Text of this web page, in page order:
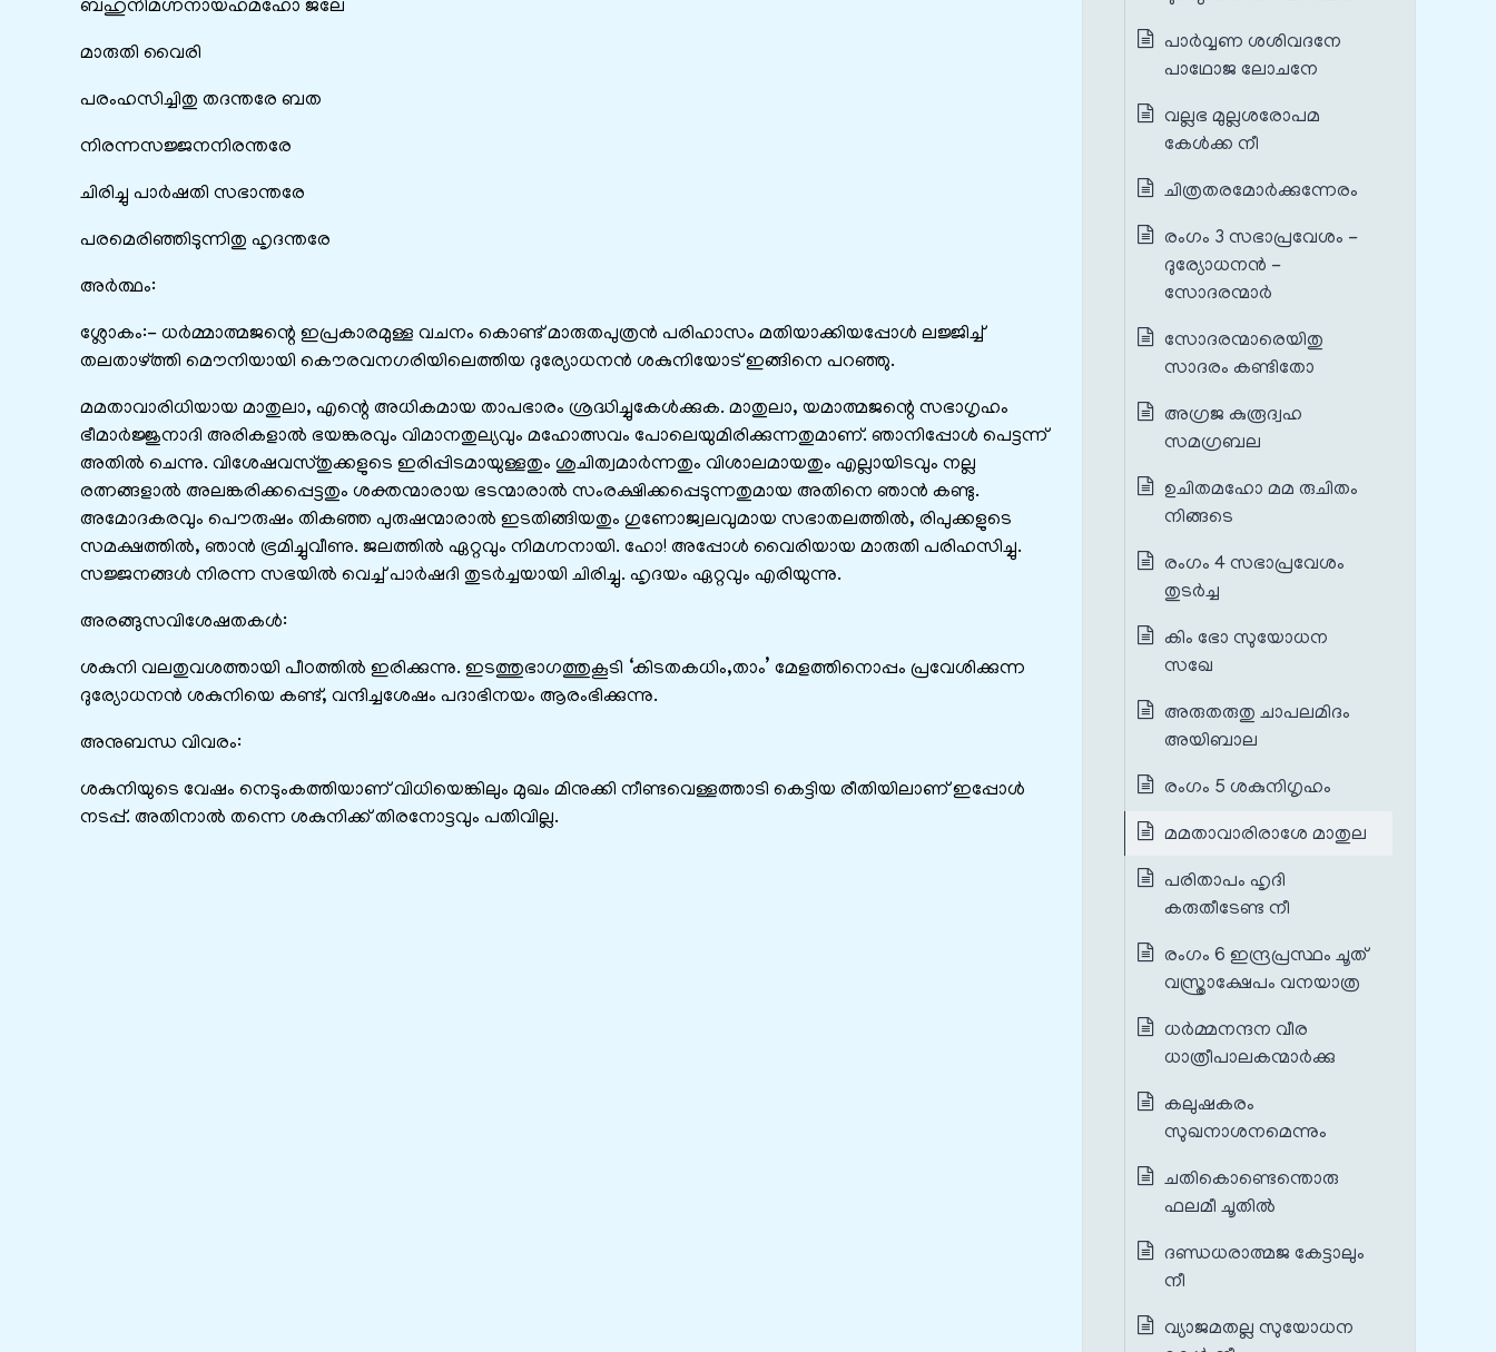
ബഹുനിമഗ്നനായഹമഹോ ജലേ
മാരുതി വൈരി
പരംഹസിച്ചിതു തദന്തരേ ബത
നിരന്നസജ്ജനനിരന്തരേ
ചിരിച്ചു പാര്‍ഷതി സഭാന്തരേ
പരമെരിഞ്ഞിടുന്നിതു ഹൃദന്തരേ
അർത്ഥം:
ശ്ലോകം:- ധര്‍മ്മാത്മജന്റെ ഇപ്രകാരമുള്ള വചനം കൊണ്ട് മാരുതപുത്രന്‍ പരിഹാസം മതിയാക്കിയപ്പോള്‍ ലജ്ജിച്ച്
തലതാഴ്ത്തി മൌനിയായി കൌരവനഗരിയിലെത്തിയ ദുര്യോധനന്‍ ശകുനിയോട് ഇങ്ങിനെ പറഞ്ഞു.
മമതാവാരിധിയായ മാതുലാ, എന്റെ അധികമായ താപഭാരം ശ്രദ്ധിച്ചുകേള്‍ക്കുക. മാതുലാ, യമാത്മജന്റെ സഭാഗൃഹം
ഭീമാര്‍ജ്ജുനാദി അരികളാല്‍ ഭയങ്കരവും വിമാനതുല്യവും മഹോത്സവം പോലെയുമിരിക്കുന്നതുമാണ്. ഞാനിപ്പോള്‍ പെട്ടന്ന്
അതില്‍ ചെന്നു. വിശേഷവസ്തുക്കളുടെ ഇരിപ്പിടമായുള്ളതും ശുചിത്വമാര്‍ന്നതും വിശാലമായതും എല്ലായിടവും നല്ല
രത്നങ്ങളാല്‍ അലങ്കരിക്കപ്പെട്ടതും ശക്തന്മാരായ ഭടന്മാരാല്‍ സംരക്ഷിക്കപ്പെടുന്നതുമായ അതിനെ ഞാന്‍ കണ്ടു.
അമോദകരവും പൌരുഷം തികഞ്ഞ പുരുഷന്മാരാല്‍ ഇടതിങ്ങിയതും ഗുണോജ്വലവുമായ സഭാതലത്തില്‍, രിപുക്കളുടെ
സമക്ഷത്തില്‍, ഞാന്‍ ഭ്രമിച്ചുവീണു. ജലത്തില്‍ ഏറ്റവും നിമഗ്നനായി. ഹോ! അപ്പോള്‍ വൈരിയായ മാരുതി പരിഹസിച്ചു.
സജ്ജനങ്ങള്‍ നിരന്ന സഭയില്‍ വെച്ച് പാര്‍ഷദി തുടര്‍ച്ചയായി ചിരിച്ചു. ഹൃദയം ഏറ്റവും എരിയുന്നു.
അരങ്ങുസവിശേഷതകൾ:
ശകുനി വലതുവശത്തായി പീഠത്തില്‍ ഇരിക്കുന്നു. ഇടത്തുഭാഗത്തുകൂടി ‘കിടതകധിം,താം’ മേളത്തിനൊപ്പം പ്രവേശിക്കുന്ന
ദുര്യോധനന്‍ ശകുനിയെ കണ്ട്, വന്ദിച്ചശേഷം പദാഭിനയം ആരംഭിക്കുന്നു.
അനുബന്ധ വിവരം:
ശകുനിയുടെ വേഷം നെടുംകത്തിയാണ് വിധിയെങ്കിലും മുഖം മിനുക്കി നീണ്ടവെള്ളത്താടി കെട്ടിയ രീതിയിലാണ് ഇപ്പോള്‍
നടപ്പ്. അതിനാല്‍ തന്നെ ശകുനിക്ക് തിരനോട്ടവും പതിവില്ല.
പാര്‍വ്വണ ശശിവദനേ
പാഥോജ ലോചനേ
വല്ലഭ മുല്ലശരോപമ
കേള്‍ക്ക നീ
ചിത്രതരമോര്‍ക്കുന്നേരം
രംഗം 3 സഭാപ്രവേശം -
ദുര്യോധനൻ -
സോദരന്മാർ
സോദരന്മാരെയിതു
സാദരം കണ്ടിതോ
അഗ്രജ കുരൂദ്വഹ
സമഗ്രബല
ഉചിതമഹോ മമ രുചിതം
നിങ്ങടെ
രംഗം 4 സഭാപ്രവേശം
തുടർച്ച
കിം ഭോ സുയോധന
സഖേ
അരുതരുതു ചാപലമിദം
അയിബാല
രംഗം 5 ശകുനിഗൃഹം
മമതാവാരിരാശേ മാതുല
പരിതാപം ഹൃദി
കരുതീടേണ്ട നീ
രംഗം 6 ഇന്ദ്രപ്രസ്ഥം ചൂത്
വസ്ത്രാക്ഷേപം വനയാത്ര
ധര്‍മ്മനന്ദന വീര
ധാത്രീപാലകന്മാര്‍ക്കു
കലുഷകരം
സുഖനാശനമെന്നും
ചതികൊണ്ടെന്തൊരു
ഫലമീ ചൂതില്‍
ദണ്ഡധരാത്മജ കേട്ടാലും
നീ
വ്യാജമതല്ല സുയോധന